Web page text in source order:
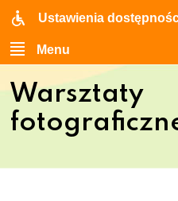
Ustawienia
Menu
Warsztaty